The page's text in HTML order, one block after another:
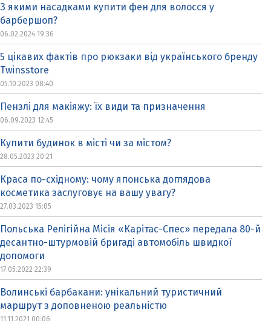
З якими насадками купити фен для волосся у
барбершоп?
06.02.2024 19:36
5 цікавих фактів про рюкзаки від українського бренду
Twinsstore
05.10.2023 08:40
Пензлі для макіяжу: їх види та призначення
06.09.2023 12:45
Купити будинок в місті чи за містом?
28.05.2023 20:21
Краса по-східному: чому японська доглядова
косметика заслуговує на вашу увагу?
27.03.2023 15:05
Польська Релігійна Місія «Карітас-Спес» передала 80-й
десантно-штурмовій бригаді автомобіль швидкої
допомоги
17.05.2022 22:39
Волинські барбакани: унікальний туристичний
маршрут з доповненою реальністю
11.11.2021 00:06